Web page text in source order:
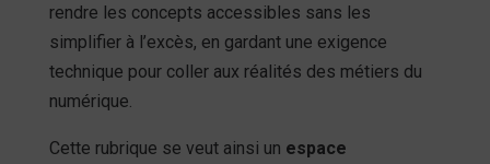
rendre les concepts accessibles sans les
simplifier à l’excès, en gardant une exigence
technique pour coller aux réalités des métiers du
numérique.
Cette rubrique se veut ainsi un espace